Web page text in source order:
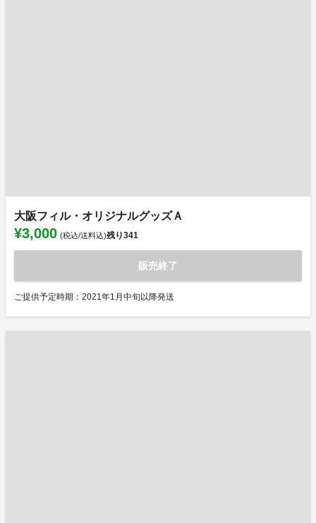
大阪フィル・オリジナルグッズＡ
¥3,000 (税込/送料込)残り341
販売終了
ご提供予定時期：2021年1月中旬以降発送